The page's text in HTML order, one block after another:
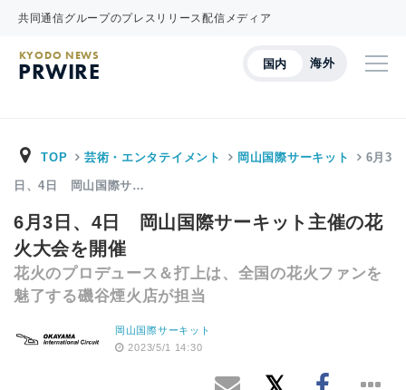
共同通信グループのプレスリリース配信メディア
国内 海外
KYODO NEWS
PRWIRE
TOP 芸術・エンタテイメント 岡山国際サーキット 6月3
日、4日 岡山国際サ…
6月3日、4日 岡山国際サーキット主催の花
火大会を開催
花火のプロデュース＆打上は、全国の花火ファンを
魅了する磯谷煙火店が担当
岡山国際サーキット
2023/5/1 14:30